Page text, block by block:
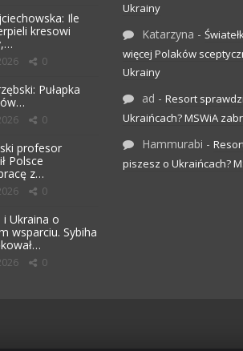
Ile
kresowi
0
Pułapka
0
profesor
Polsce
z…
0
i Ukraina o
wsparciu. Sybiha
0
Ukrainy
Katarzyna -
więcej Polaków
Ukrainy
ad - Resort
Ukraińcach? MSWiA
Hammurabi -
piszesz o Ukraińcach?